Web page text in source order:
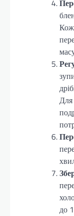
Для
до